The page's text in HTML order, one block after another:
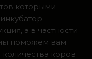
которыми
а в частности
поможем вам
коров